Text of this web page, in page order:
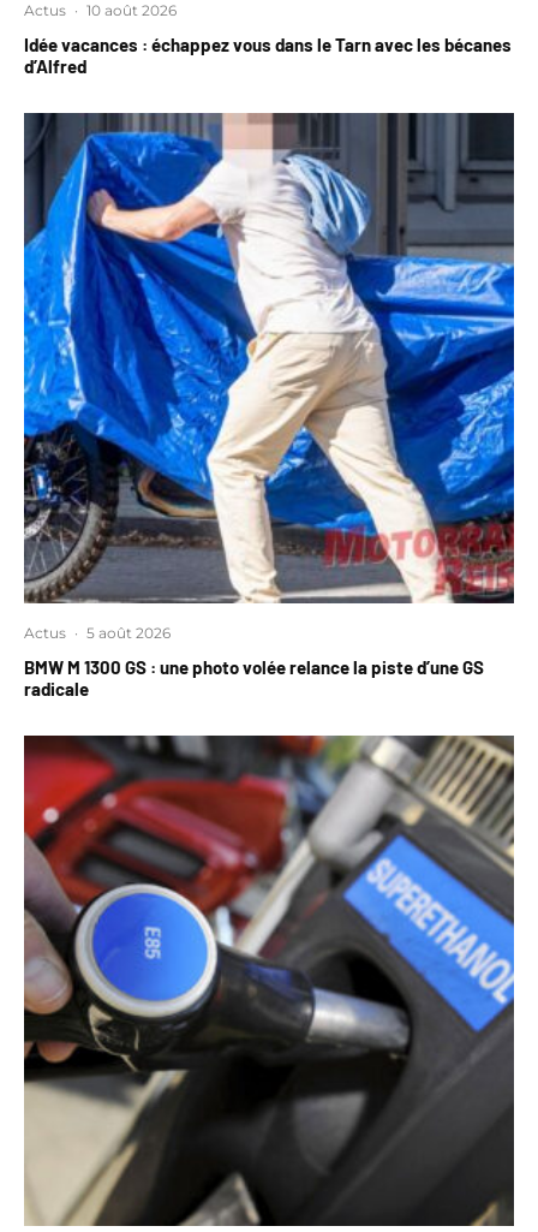
Actus · 10 août 2026
Idée vacances : échappez vous dans le Tarn avec les bécanes
d’Alfred
Actus · 5 août 2026
BMW M 1300 GS : une photo volée relance la piste d’une GS
radicale